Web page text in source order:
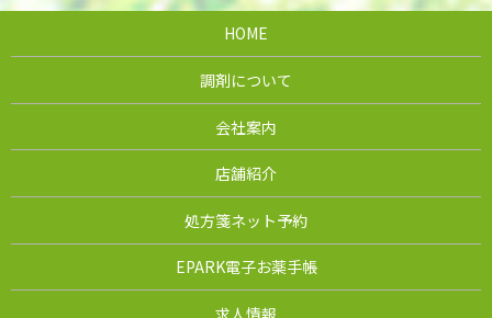
HOME
調剤について
会社案内
店舗紹介
処方箋ネット予約
EPARK電子お薬手帳
求人情報